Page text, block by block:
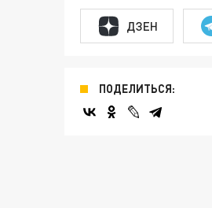
ДЗЕН
ПОДЕЛИТЬСЯ: